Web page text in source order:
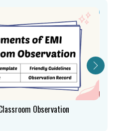
Observation